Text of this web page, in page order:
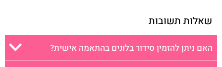
שאלות תשובות
האם ניתן להזמין סידור בלונים בהתאמה אישית?